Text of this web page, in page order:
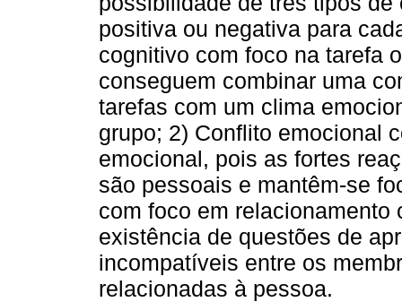
positiva ou negativa para
cognitivo com foco na tarefa
conseguem combinar uma
tarefas com um clima
grupo; 2) Conflito emocional
emocional, pois as fortes
são pessoais e mantêm-se
com foco em
existência de questões de
incompatíveis entre os
relacionadas à pessoa.